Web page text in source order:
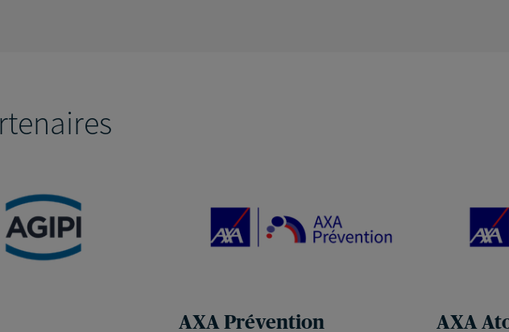
AXA Prévention AXA